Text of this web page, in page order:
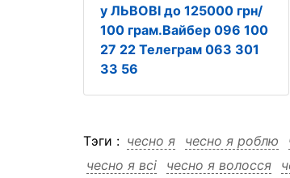
у ЛЬВОВІ до 125000 грн/
100 грам.Вайбер 096 100
27 22 Телеграм 063 301
33 56
Тэги : чесно я чесно я роблю
чесно я всі
чесно я волосся